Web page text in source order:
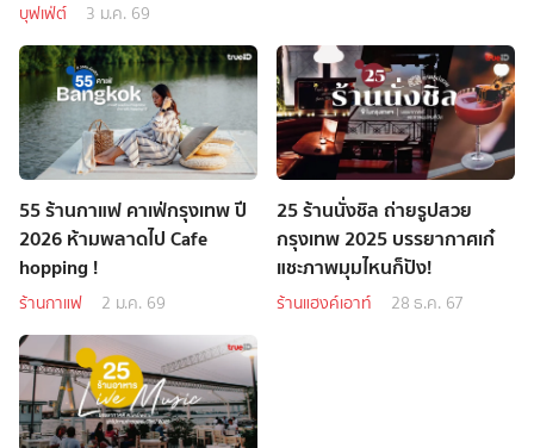
บุฟเฟ่ต์ 3 ม.ค. 69
55 ร้านกาแฟ คาเฟ่กรุงเทพ ปี
2026 ห้ามพลาดไป Cafe
hopping !
ร้านกาแฟ 2 ม.ค. 69
25 ร้านนั่งชิล ถ่ายรูปสวย
กรุงเทพ 2025 บรรยากาศเก๋
แชะภาพมุมไหนก็ปัง!
ร้านแฮงค์เอาท์ 28 ธ.ค. 67